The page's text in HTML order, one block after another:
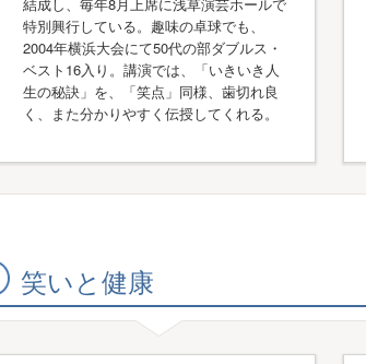
特別興行している。趣味の卓球でも、
2004年横浜大会にて50代の部ダブルス・
ベスト16入り。講演では、「いきいき人
生の秘訣」を、「笑点」同様、歯切れ良
く、また分かりやすく伝授してくれる。
笑いと健康